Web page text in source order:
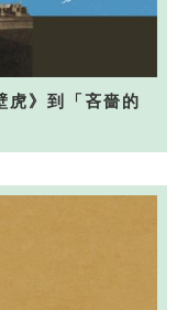
虎》到「吝嗇的